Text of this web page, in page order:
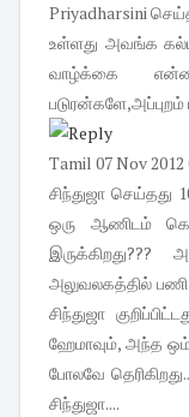
Priyadharsini
உள்ளது அவங்க
வாழ்க்கை
படுரன்களே,அப்புறம்
Tamil 07 Nov
சிந்துஜா செய்தது
ஒரு ஆணிடம்
அலுவலகத்தில் பணி
சிந்துஜா
ஹேமாவும், அந்த
போலவே
சிந்துஜா....